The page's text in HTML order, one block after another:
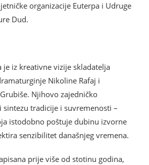
organizacije Euterpa i Udruge
Dud.
je iz kreativne vizije skladatelja
Nikoline Rafaj i
Njihovo zajedničko
sintezu tradicije i suvremenosti –
istodobno poštuje dubinu izvorne
senzibilitet današnjeg vremena.
prije više od stotinu godina,